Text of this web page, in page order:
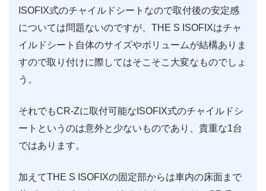
ISOFIX式のチャイルドシートなので取付後の安定感
については問題ないのですが、THE S ISOFIXはチャ
イルドシート自体のサイズやボリュームが結構ありま
すので取り付けに際してはそこそこ大変なものでしょ
う。
それでもCR-Zに取付可能なISOFIX式のチャイルドシ
ートというのは意外と少ないものであり、貴重な1台
ではあります。
加えてTHE S ISOFIXの固定部からは車内の床面まで